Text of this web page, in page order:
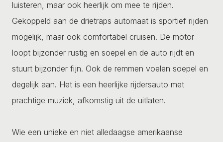
luisteren, maar ook heerlijk om mee te rijden.
Gekoppeld aan de drietraps automaat is sportief rijden
mogelijk, maar ook comfortabel cruisen. De motor
loopt bijzonder rustig en soepel en de auto rijdt en
stuurt bijzonder fijn. Ook de remmen voelen soepel en
degelijk aan. Het is een heerlijke rijdersauto met
prachtige muziek, afkomstig uit de uitlaten.
Wie een unieke en niet alledaagse amerikaanse